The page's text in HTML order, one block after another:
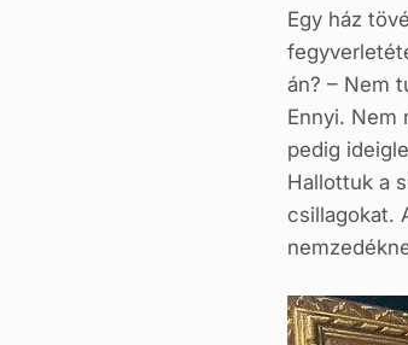
Egy ház
án? – Nem
Ennyi. Nem
pedig
Hallottuk a
csillagokat.